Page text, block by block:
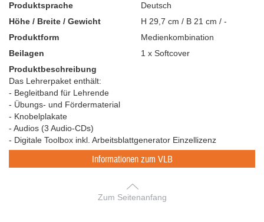
Produktsprache
Deutsch
Höhe / Breite / Gewicht
H 29,7 cm / B 21 cm / -
Produktform
Medienkombination
Beilagen
1 x Softcover
Produktbeschreibung
Das Lehrerpaket enthält:
- Begleitband für Lehrende
- Übungs- und Fördermaterial
- Knobelplakate
- Audios (3 Audio-CDs)
- Digitale Toolbox inkl. Arbeitsblattgenerator Einzellizenz
Informationen zum VLB
Zum Seitenanfang